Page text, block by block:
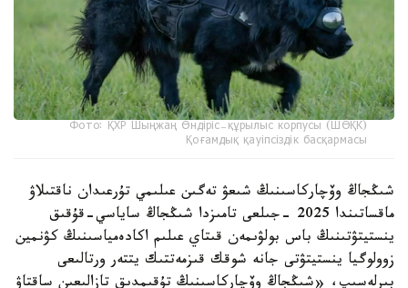
Фото: ҚХР Шыңжаң Өндіріс-құрылыс корпусы (ШӨҚК)
Қоғамдық қауіпсіздік басқармасы
شىڭجاڭ وۆچاركاسىنىڭ شىعۋ تەگىن عىلىمي تۇرعىدان ناقتىلاۋ
ماقساتىندا 2025 -جىلعى تامىزدا شىڭجاڭ ساياسي-قۇقىق
ينستيتۋتىنىڭ باس بولۋىمەن قىتاي عىلىم اكادەمياسىنىڭ كۋنمين
زوولوگيا ينستيتۋتى جانە شوقك قىزمەتتىك يتتەر ورتالىعى
بىرلەسىپ، «شىڭجاڭ وۆچاركاسىنىڭ تۇقىمدىق تازالىعىن ساقتاۋ